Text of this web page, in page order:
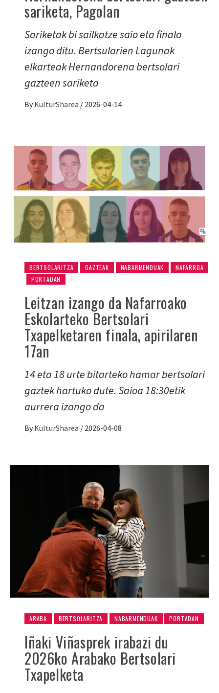
sariketa, Pagolan
Sariketak bi sailkatze saio eta finala
izango ditu. Bertsularien Lagunak
elkarteak Hernandorena bertsolari
gazteen sariketa
By KulturSharea / 2026-04-14
BERTSOLARITZA GAZTEAK NABARMENDUAK
NAFARROA
PORTADAN
Leitzan izango da Nafarroako
Eskolarteko Bertsolari
Txapelketaren finala, apirilaren
17an
14 eta 18 urte bitarteko hamar bertsolari
gaztek hartuko dute. Saioa 18:30etik
aurrera izango da
By KulturSharea / 2026-04-08
ARABA BERTSOLARITZA NABARMENDUAK PORTADAN
Iñaki Viñasprek irabazi du
2026ko Arabako Bertsolari
Txapelketa